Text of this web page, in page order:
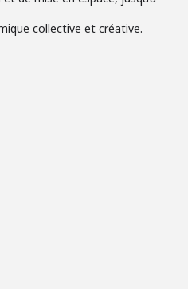
collective et créative.